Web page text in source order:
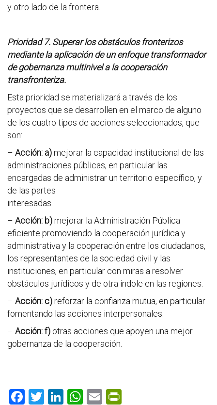
y otro lado de la frontera.
Prioridad 7. Superar los obstáculos fronterizos
mediante la aplicación de un enfoque transformador
de gobernanza multinivel a la cooperación
transfronteriza.
Esta prioridad se materializará a través de los
proyectos que se desarrollen en el marco de alguno
de los cuatro tipos de acciones seleccionados, que
son:
– Acción: a)mejorar la capacidad institucional de las
administraciones públicas, en particular las
encargadas de administrar un territorio específico, y
de las partes
interesadas.
– Acción: b)mejorar la Administración Pública
eficiente promoviendo la cooperación jurídica y
administrativa y la cooperación entre los ciudadanos,
los representantes de la sociedad civil y las
instituciones, en particular con miras a resolver
obstáculos jurídicos y de otra índole en las regiones.
– Acción: c)reforzar la confianza mutua, en particular
fomentando las acciones interpersonales.
– Acción: f) otras acciones que apoyen una mejor
gobernanza de la cooperación.
F T Li W E